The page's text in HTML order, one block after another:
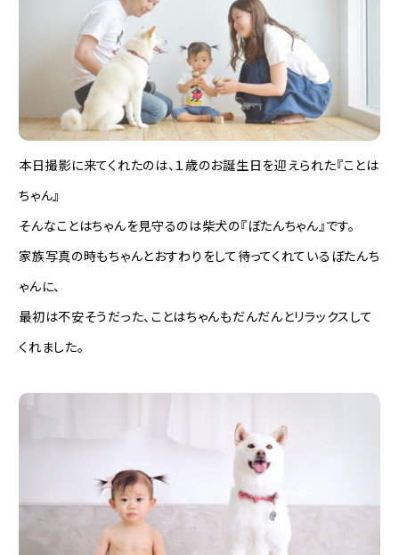
本日撮影に来てくれたのは、１歳のお誕生日を迎えられた『ことは
ちゃん』
そんなことはちゃんを見守るのは柴犬の『ぼたんちゃん』です。
家族写真の時もちゃんとおすわりをして待ってくれているぼたんち
ゃんに、
最初は不安そうだった、ことはちゃんもだんだんとリラックスして
くれました。